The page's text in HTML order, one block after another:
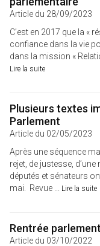
Article du 28/09/2023
C’est en 2017 que la «
confiance dans la vie
dans la mission «
Lire la suite
Plusieurs textes
Parlement
Article du 02/05/2023
Après une séquence
rejet, de justesse,
députés et sénateurs
mai. Revue ...
Lire la suite
Rentrée
Article du 03/10/2022